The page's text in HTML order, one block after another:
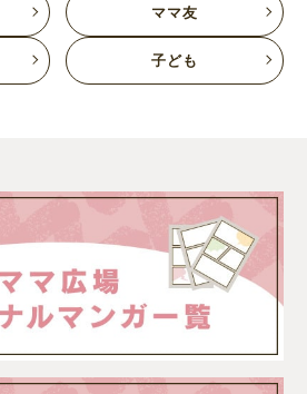
ママ友
子ども